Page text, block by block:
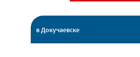
в Докучаевске